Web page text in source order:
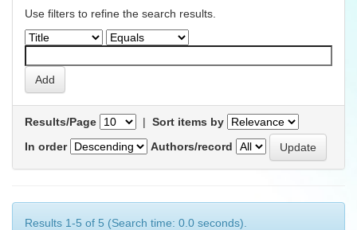
Use filters to refine the search results.
Results/Page | Sort items by
In order
Authors/record
Results 1-5 of 5 (Search time: 0.0 seconds).